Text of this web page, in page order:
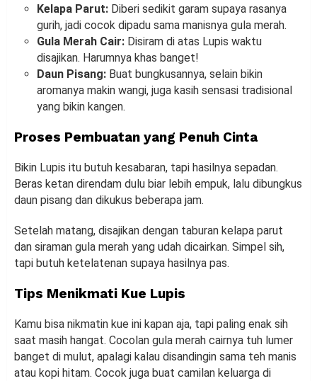
Kelapa Parut: Diberi sedikit garam supaya rasanya
gurih, jadi cocok dipadu sama manisnya gula merah.
Gula Merah Cair: Disiram di atas Lupis waktu
disajikan. Harumnya khas banget!
Daun Pisang: Buat bungkusannya, selain bikin
aromanya makin wangi, juga kasih sensasi tradisional
yang bikin kangen.
Proses Pembuatan yang Penuh Cinta
Bikin Lupis itu butuh kesabaran, tapi hasilnya sepadan.
Beras ketan direndam dulu biar lebih empuk, lalu dibungkus
daun pisang dan dikukus beberapa jam.
Setelah matang, disajikan dengan taburan kelapa parut
dan siraman gula merah yang udah dicairkan. Simpel sih,
tapi butuh ketelatenan supaya hasilnya pas.
Tips Menikmati Kue Lupis
Kamu bisa nikmatin kue ini kapan aja, tapi paling enak sih
saat masih hangat. Cocolan gula merah cairnya tuh lumer
banget di mulut, apalagi kalau disandingin sama teh manis
atau kopi hitam. Cocok juga buat camilan keluarga di